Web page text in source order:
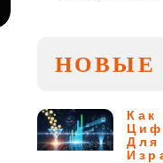
НОВЫЕ
Как
Для